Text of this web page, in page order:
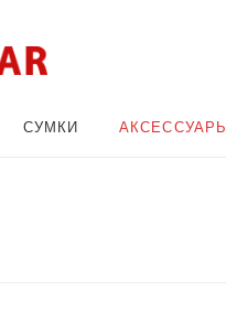
СУМКИ АКСЕССУАРЫ